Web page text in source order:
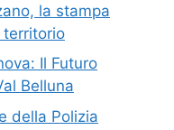
la stampa
territorio
Il Futuro
Belluna
della Polizia